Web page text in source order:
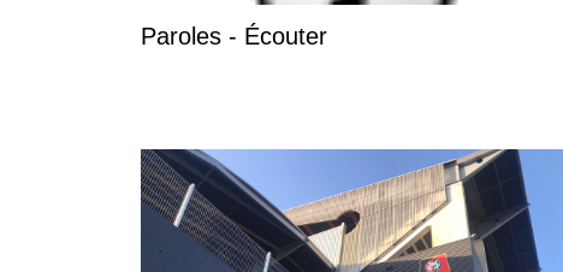
Paroles - Écouter